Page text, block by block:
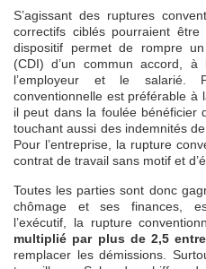
S’agissant des ruptures
correctifs ciblés pourraient
dispositif permet de rompre
(CDI) d’un commun accord, à
l’employeur et le salarié.
conventionnelle est préférable à
il peut dans la foulée bénéficier
touchant aussi des indemnités
Pour l’entreprise, la rupture
contrat de travail sans motif et
Toutes les parties sont donc
chômage et ses finances,
l’exécutif, la rupture
multiplié par plus de 2,5
remplacer les démissions.